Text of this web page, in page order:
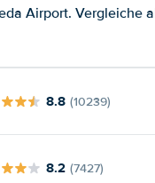
Airport. Vergleiche
8.8 (10239)
8.2 (7427)